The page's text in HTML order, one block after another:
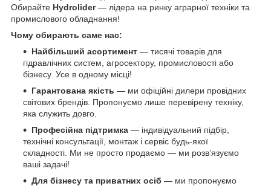
Обирайте Hydrolider— лідера на ринку аграрної техніки та
промислового обладнання!
Чому обирають саме нас:
Найбільший асортимент — тисячі товарів для
гідравлічних систем, агросектору, промисловості або
бізнесу. Усе в одному місці!
Гарантована якість — ми офіційні дилери провідних
світових брендів. Пропонуємо лише перевірену техніку,
яка служить довго.
Професійна підтримка — індивідуальний підбір,
технічні консультації, монтаж і сервіс будь-якої
складності. Ми не просто продаємо — ми розв’язуємо
ваші задачі!
Для бізнесу та приватних осіб — ми пропонуємо